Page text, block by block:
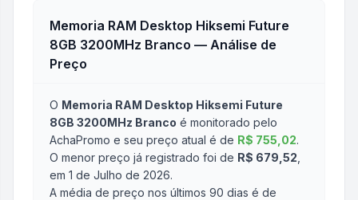
Memoria RAM Desktop Hiksemi Future
8GB 3200MHz Branco — Análise de
Preço
O Memoria RAM Desktop Hiksemi Future
8GB 3200MHz Branco é monitorado pelo
AchaPromo e seu preço atual é de R$ 755,02.
O menor preço já registrado foi de R$ 679,52
em 1 de Julho de 2026.
A média de preço nos últimos 90 dias é de